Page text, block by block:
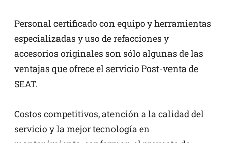
Personal certificado con equipo y herramientas
especializadas y uso de refacciones y
accesorios originales son sólo algunas de las
ventajas que ofrece el servicio Post-venta de
SEAT.
Costos competitivos, atención a la calidad del
servicio y la mejor tecnología en